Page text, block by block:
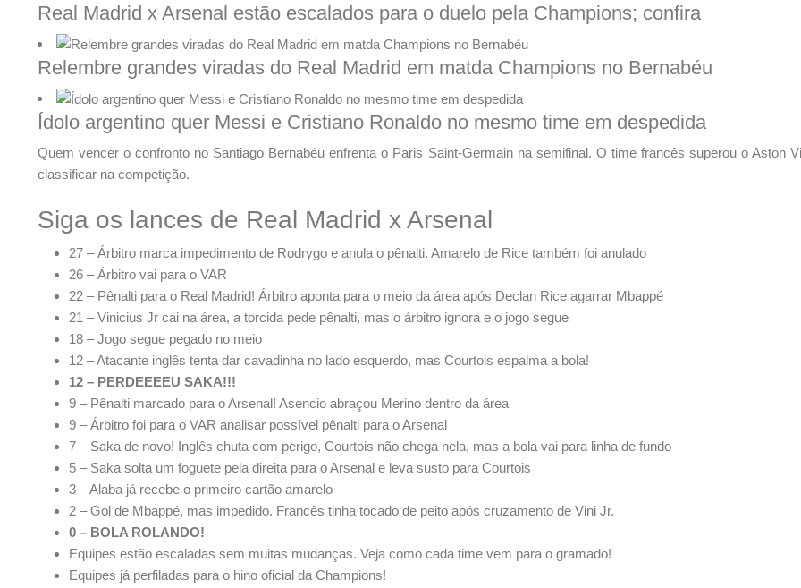
Real Madrid x Arsenal estão escalados para o duelo pela Champions; confira
Relembre grandes viradas do Real Madrid em matda Champions no Bernabéu
Ídolo argentino quer Messi e Cristiano Ronaldo no mesmo time em despedida
Quem vencer o confronto no Santiago Bernabéu enfrenta o Paris Saint-Germain na semifinal. O time francês superou o Aston
classificar na competição.
Siga os lances de Real Madrid x Arsenal
27 – Árbitro marca impedimento de Rodrygo e anula o pênalti. Amarelo de Rice também foi anulado
26 – Árbitro vai para o VAR
22 – Pênalti para o Real Madrid! Árbitro aponta para o meio da área após Declan Rice agarrar Mbappé
21 – Vinicius Jr cai na área, a torcida pede pênalti, mas o árbitro ignora e o jogo segue
18 – Jogo segue pegado no meio
12 – Atacante inglês tenta dar cavadinha no lado esquerdo, mas Courtois espalma a bola!
12 – PERDEEEEU SAKA!!!
9 – Pênalti marcado para o Arsenal! Asencio abraçou Merino dentro da área
9 – Árbitro foi para o VAR analisar possível pênalti para o Arsenal
7 – Saka de novo! Inglês chuta com perigo, Courtois não chega nela, mas a bola vai para linha de fundo
5 – Saka solta um foguete pela direita para o Arsenal e leva susto para Courtois
3 – Alaba já recebe o primeiro cartão amarelo
2 – Gol de Mbappé, mas impedido. Francês tinha tocado de peito após cruzamento de Vini Jr.
0 – BOLA ROLANDO!
Equipes estão escaladas sem muitas mudanças. Veja como cada time vem para o gramado!
Equipes já perfiladas para o hino oficial da Champions!